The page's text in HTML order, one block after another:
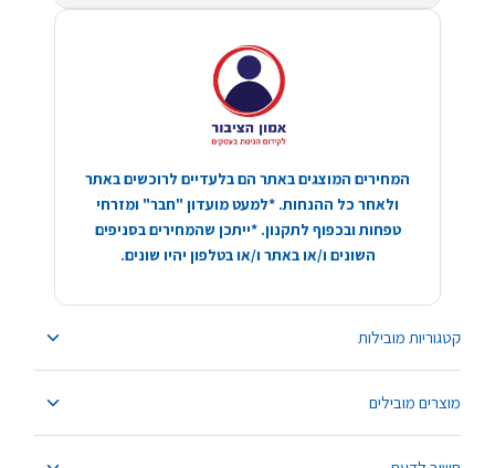
קטגוריות מובילות
מוצרים מובילים
המחירים המוצגים באתר הם בלעדיים לרוכשים באתר
ולאחר כל ההנחות. *למעט מועדון "חבר" ומזרחי
טפחות ובכפוף לתקנון. *ייתכן שהמחירים בסניפים
השונים ו/או באתר ו/או בטלפון יהיו שונים.